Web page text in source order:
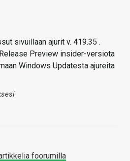
sivuillaan ajurit v. 419.35 .
Preview insider-versiota
Windows Updatesta ajureita
foorumilla